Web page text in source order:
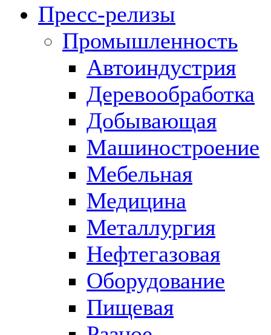
Пресс-релизы
Промышленность
Автоиндустрия
Деревообработка
Добывающая
Машиностроение
Мебельная
Медицина
Металлургия
Нефтегазовая
Оборудование
Пищевая